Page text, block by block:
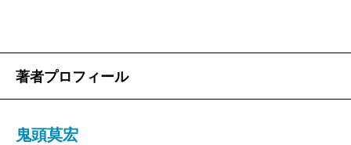
著者プロフィール
鬼頭莫宏